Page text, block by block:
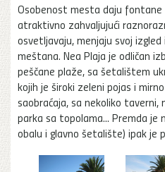
Osobenost mesta daju fontane
atraktivno zahvaljujući
osvetljavaju, menjaju svoj
meštana. Nea Plaja je odličan
peščane plaže, sa šetalištem
kojih je široki zeleni pojas i
saobraćaja, sa nekoliko
parka sa topolama... Premda je
obalu i glavno šetalište) ipak je